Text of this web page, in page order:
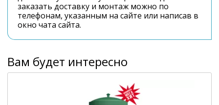
заказать доставку и монтаж можно по
телефонам, указанным на сайте или написав в
окно чата сайта.
Вам будет интересно